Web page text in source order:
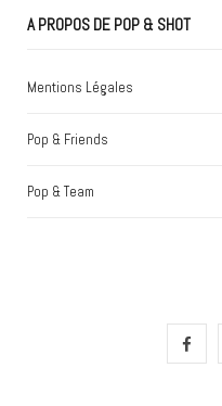
A PROPOS DE POP & SHOT
Mentions Légales
Pop & Friends
Pop & Team
F